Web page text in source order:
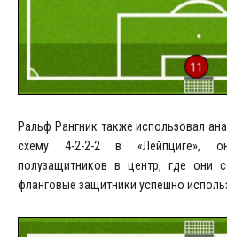
Ральф Рангник также использовал
схему 4-2-2-2 в «Лейпциге»,
полузащитников в центр, где они
фланговые защитники успешно